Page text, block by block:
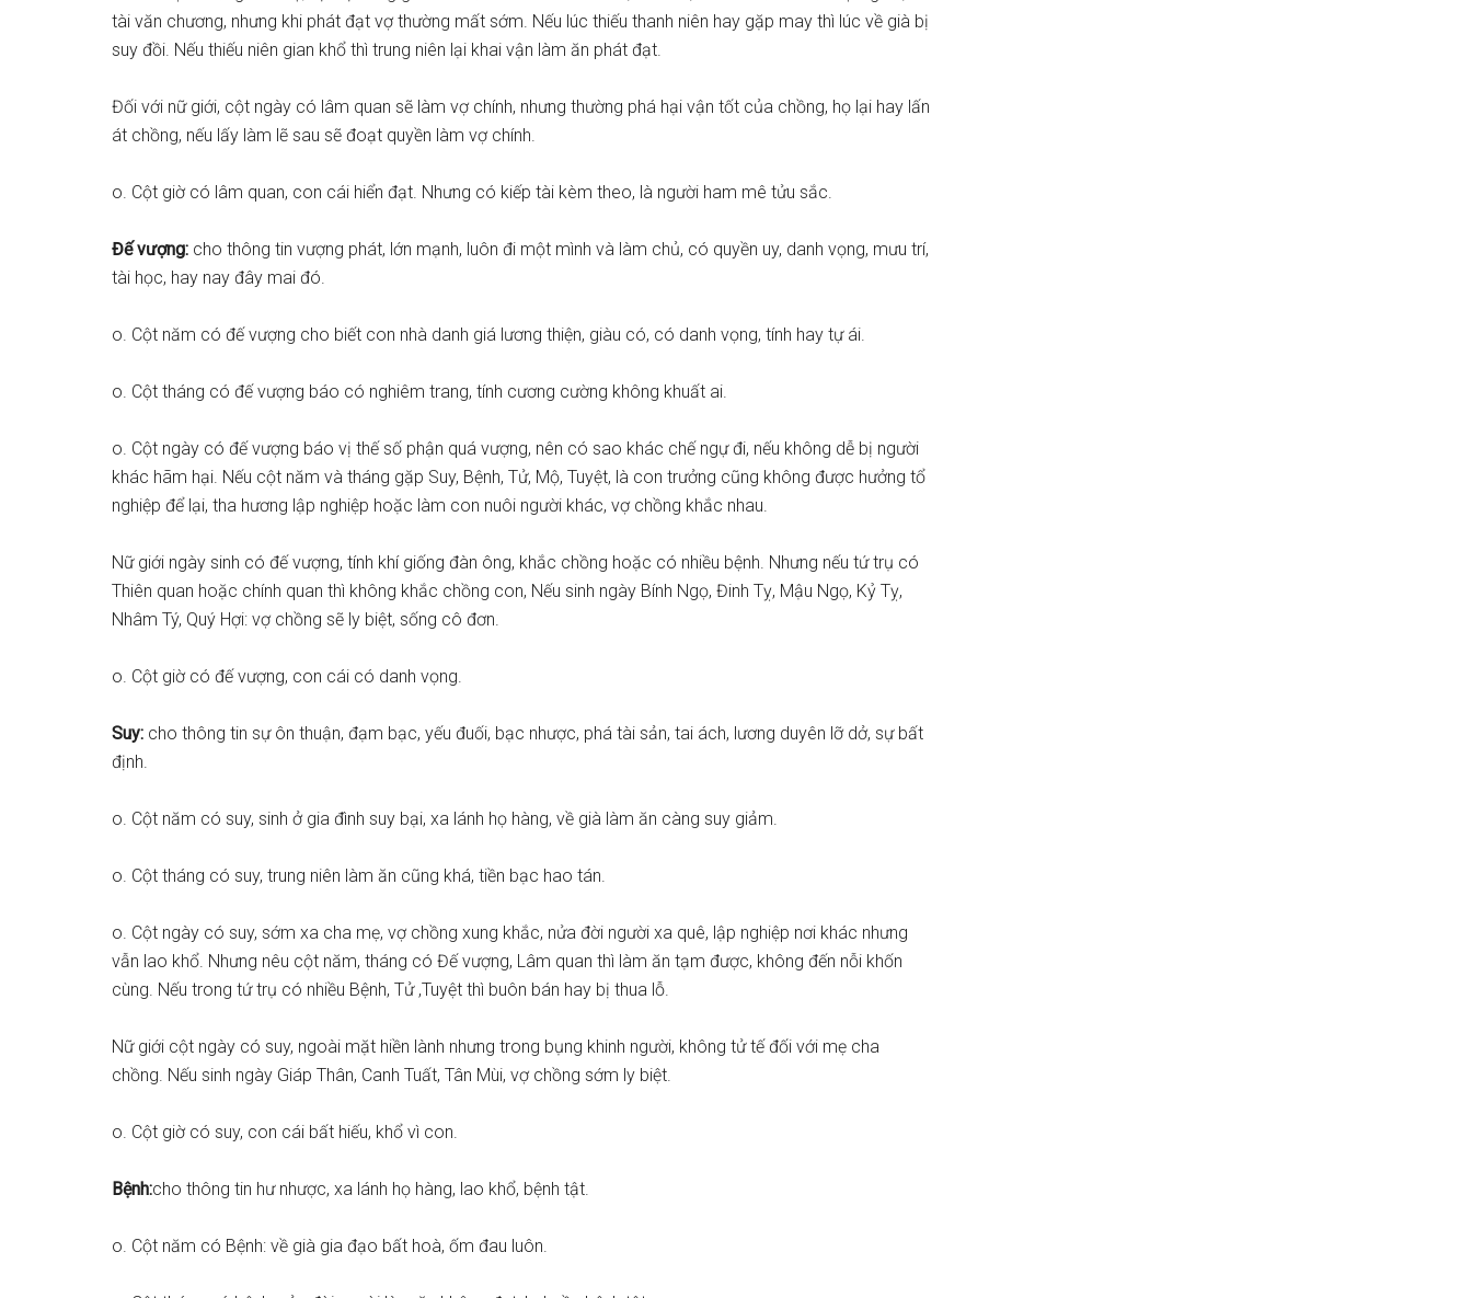
tài văn chương, nhưng khi phát đạt vợ thường mất sớm. Nếu lúc thiếu thanh niên hay gặp may thì lúc về già bị
suy đồi. Nếu thiếu niên gian khổ thì trung niên lại khai vận làm ăn phát đạt.
Đối với nữ giới, cột ngày có lâm quan sẽ làm vợ chính, nhưng thường phá hại vận tốt của chồng, họ lại hay lấn
át chồng, nếu lấy làm lẽ sau sẽ đoạt quyền làm vợ chính.
o. Cột giờ có lâm quan, con cái hiển đạt. Nhưng có kiếp tài kèm theo, là người ham mê tửu sắc.
Đế vượng: cho thông tin vượng phát, lớn mạnh, luôn đi một mình và làm chủ, có quyền uy, danh vọng, mưu trí,
tài học, hay nay đây mai đó.
o. Cột năm có đế vượng cho biết con nhà danh giá lương thiện, giàu có, có danh vọng, tính hay tự ái.
o. Cột tháng có đế vượng báo có nghiêm trang, tính cương cường không khuất ai.
o. Cột ngày có đế vượng báo vị thế số phận quá vượng, nên có sao khác chế ngự đi, nếu không dễ bị người
khác hãm hại. Nếu cột năm và tháng gặp Suy, Bệnh, Tử, Mộ, Tuyệt, là con trưởng cũng không được hưởng tổ
nghiệp để lại, tha hương lập nghiệp hoặc làm con nuôi người khác, vợ chồng khắc nhau.
Nữ giới ngày sinh có đế vượng, tính khí giống đàn ông, khắc chồng hoặc có nhiều bệnh. Nhưng nếu tứ trụ có
Thiên quan hoặc chính quan thì không khắc chồng con, Nếu sinh ngày Bính Ngọ, Đinh Tỵ, Mậu Ngọ, Kỷ Tỵ,
Nhâm Tý, Quý Hợi: vợ chồng sẽ ly biệt, sống cô đơn.
o. Cột giờ có đế vượng, con cái có danh vọng.
Suy: cho thông tin sự ôn thuận, đạm bạc, yếu đuối, bạc nhược, phá tài sản, tai ách, lương duyên lỡ dở, sự bất
định.
o. Cột năm có suy, sinh ở gia đình suy bại, xa lánh họ hàng, về già làm ăn càng suy giảm.
o. Cột tháng có suy, trung niên làm ăn cũng khá, tiền bạc hao tán.
o. Cột ngày có suy, sớm xa cha mẹ, vợ chồng xung khắc, nửa đời người xa quê, lập nghiệp nơi khác nhưng
vẫn lao khổ. Nhưng nêu cột năm, tháng có Đế vượng, Lâm quan thì làm ăn tạm được, không đến nỗi khốn
cùng. Nếu trong tứ trụ có nhiều Bệnh, Tử ,Tuyệt thì buôn bán hay bị thua lỗ.
Nữ giới cột ngày có suy, ngoài mặt hiền lành nhưng trong bụng khinh người, không tử tế đối với mẹ cha
chồng. Nếu sinh ngày Giáp Thân, Canh Tuất, Tân Mùi, vợ chồng sớm ly biệt.
o. Cột giờ có suy, con cái bất hiếu, khổ vì con.
Bệnh:cho thông tin hư nhược, xa lánh họ hàng, lao khổ, bệnh tật.
o. Cột năm có Bệnh: về già gia đạo bất hoà, ốm đau luôn.